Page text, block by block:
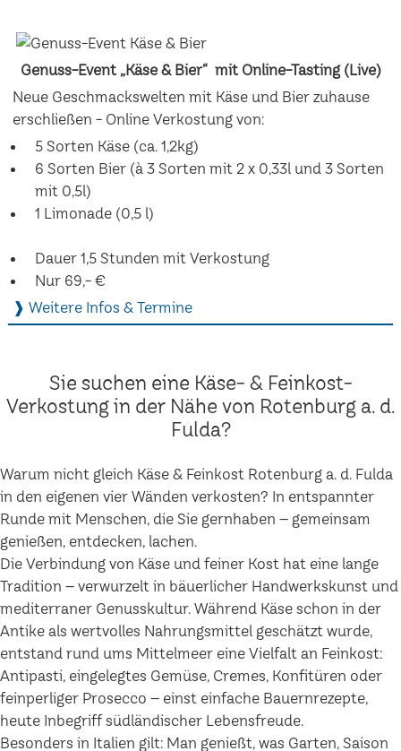
Genuss-Event „Käse & Bier“ mit Online-Tasting (Live)
Neue Geschmackswelten mit Käse und Bier zuhause
erschließen - Online Verkostung von:
5 Sorten Käse (ca. 1,2kg)
6 Sorten Bier (à 3 Sorten mit 2 x 0,33l und 3 Sorten
mit 0,5l)
1 Limonade (0,5 l)
Dauer 1,5 Stunden mit Verkostung
Nur 69,- €
❱ Weitere Infos & Termine
Sie suchen eine Käse- & Feinkost-
Verkostung in der Nähe von Rotenburg a. d.
Fulda?
Warum nicht gleich Käse & Feinkost Rotenburg a. d. Fulda
in den eigenen vier Wänden verkosten? In entspannter
Runde mit Menschen, die Sie gernhaben – gemeinsam
genießen, entdecken, lachen.
Die Verbindung von Käse und feiner Kost hat eine lange
Tradition – verwurzelt in bäuerlicher Handwerkskunst und
mediterraner Genusskultur. Während Käse schon in der
Antike als wertvolles Nahrungsmittel geschätzt wurde,
entstand rund ums Mittelmeer eine Vielfalt an Feinkost:
Antipasti, eingelegtes Gemüse, Cremes, Konfitüren oder
feinperliger Prosecco – einst einfache Bauernrezepte,
heute Inbegriff südländischer Lebensfreude.
Besonders in Italien gilt: Man genießt, was Garten, Saison